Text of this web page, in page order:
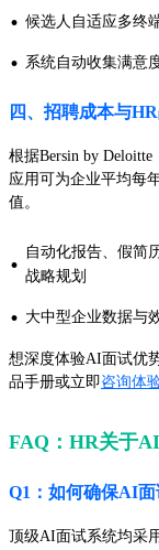
· 候选人自适应多终
· 系统自动收集满意
四、招聘成本与
根据Bersin by
应用可为企业平均每
值。
· 自动化报告、假简
战略规划
· 大中型企业数据与
想深度体验AI面试优
品手册或立即咨询体
FAQ：HR关于
Q1：如何确保AI
顶级AI面试系统均采